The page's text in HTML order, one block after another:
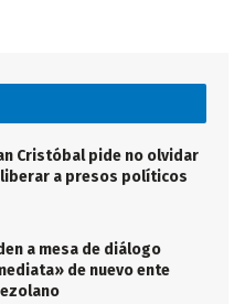
Cristóbal pide no olvidar
liberar a presos políticos
a mesa de diálogo
de nuevo ente